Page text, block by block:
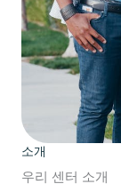
소개
우리 센터 소개